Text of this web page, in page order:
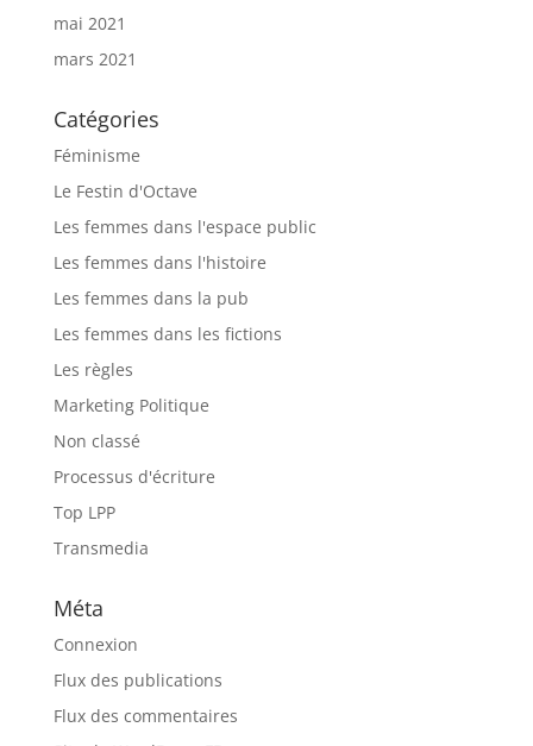
mai 2021
mars 2021
Catégories
Féminisme
Le Festin d'Octave
Les femmes dans l'espace public
Les femmes dans l'histoire
Les femmes dans la pub
Les femmes dans les fictions
Les règles
Marketing Politique
Non classé
Processus d'écriture
Top LPP
Transmedia
Méta
Connexion
Flux des publications
Flux des commentaires